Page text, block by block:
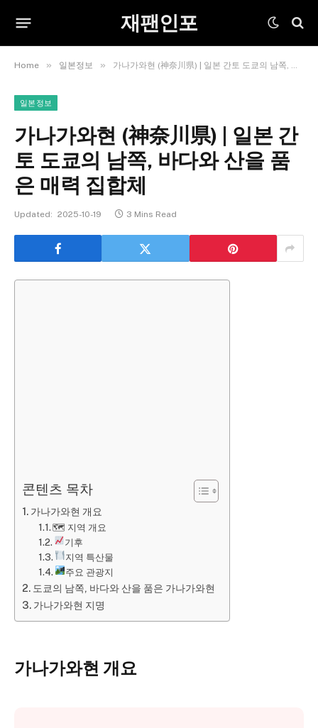
재팬인포
Home » 일본정보 » 가나가와현 (神奈川県) | 일본 간토 도쿄의 남쪽, 바다와 산을 품은 매력 집합체
일본정보
가나가와현 (神奈川県) | 일본 간
토 도쿄의 남쪽, 바다와 산을 품
은 매력 집합체
Updated: 2025-10-19 3 Mins Read
콘텐츠 목차
가나가와현 개요
🗺︎ 지역 개요
기후
지역 특산물
주요 관광지
도쿄의 남쪽, 바다와 산을 품은 가나가와현
가나가와현 지명
가나가와현 개요